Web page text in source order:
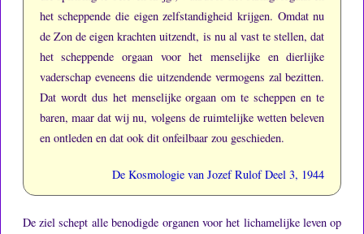
het scheppende die eigen zelfstandigheid krijgen. Omdat nu
de Zon de eigen krachten uitzendt, is nu al vast te stellen, dat
het scheppende orgaan voor het menselijke en dierlijke
vaderschap eveneens die uitzendende vermogens zal bezitten.
Dat wordt dus het menselijke orgaan om te scheppen en te
baren, maar dat wij nu, volgens de ruimtelijke wetten beleven
en ontleden en dat ook dit onfeilbaar zou geschieden.
De Kosmologie van Jozef Rulof Deel 3, 1944
De ziel schept alle benodigde organen voor het lichamelijke leven op